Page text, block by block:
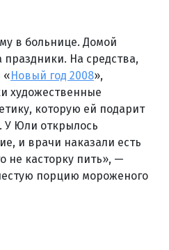
в больнице. Домой
На средства,
«Новый год 2008»,
художественные
которую ей подарит
У Юли открылось
и врачи наказали есть
не касторку пить», —
порцию мороженого